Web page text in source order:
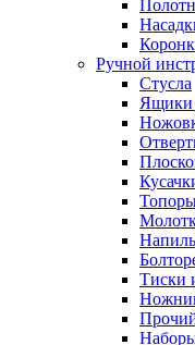
Ручной
Стусла
Ящики
Тиски